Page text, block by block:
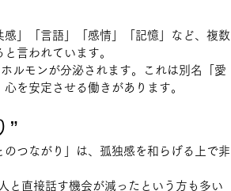
」「言語」「感情」「記憶」など、複数
言われています。
ホルモンが分泌されます。これは別名「愛
を安定させる働きがあります。
”
つながり」は、孤独感を和らげる上で非
と直接話す機会が減ったという方も多い